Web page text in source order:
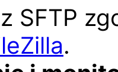
SFTP
.